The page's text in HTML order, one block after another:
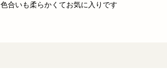
色合いも柔らかくてお気に入りです